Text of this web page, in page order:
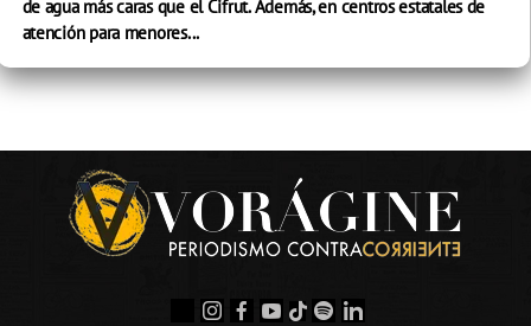
de agua más caras que el Cifrut. Además, en centros estatales de
atención para menores...